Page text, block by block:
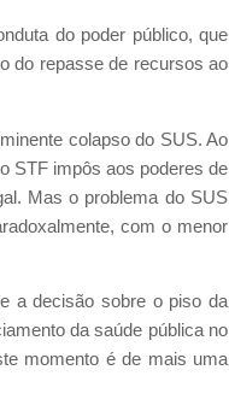
do poder público, que
do repasse de recursos ao
colapso do SUS. Ao
STF impôs aos poderes de
Mas o problema do SUS
com o menor
a decisão sobre o piso da
da saúde pública no
momento é de mais uma